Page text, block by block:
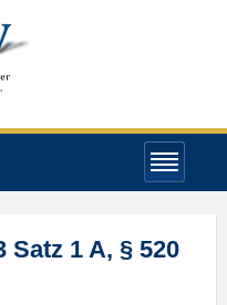
Satz 1 A, § 520